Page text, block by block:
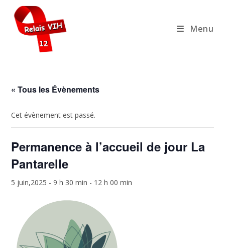
content
Menu
« Tous les Évènements
Cet évènement est passé.
Permanence à l’accueil de jour La
Pantarelle
5 juin,2025 - 9 h 30 min - 12 h 00 min